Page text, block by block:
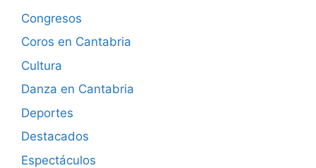
Congresos
Coros en Cantabria
Cultura
Danza en Cantabria
Deportes
Destacados
Espectáculos